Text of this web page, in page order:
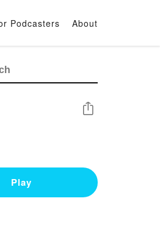
Podcasters About
Share
Play